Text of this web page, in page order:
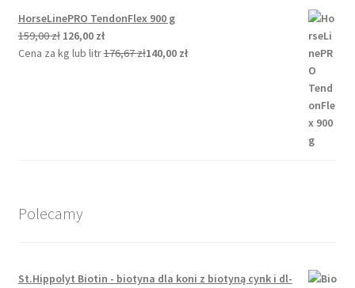
HorseLinePRO TendonFlex 900 g
159,00zł Pierwotna
cena
126,00 złAktualna
cena
Cena za kg lub litr176,67zł140,00 zł
Polecamy
St.Hippolyt Biotin - biotyna dla koni z biotyną cynk i dl-